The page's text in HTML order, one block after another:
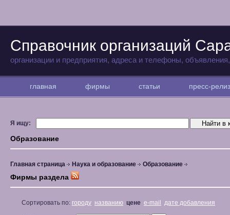
Справочник организаций
организации и предприятия, адреса и телефоны,
главная фирмы статьи пресс-
Я ищу:
Образование
Главная страница Наука и образование Образование
Фирмы раздела
Сортировать по: городу названию цене e-mail дате добавления